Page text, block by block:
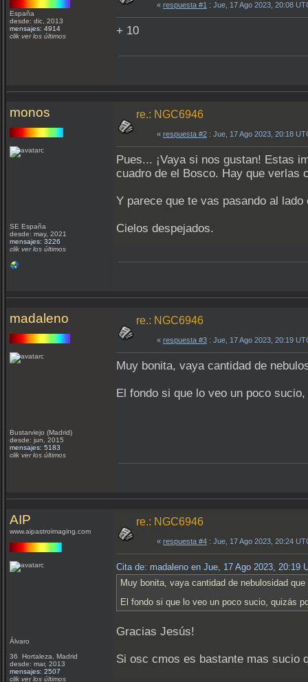
España
desde: dic, 2013
mensajes: 4914
clik ver los últimos
« respuesta #1 : Jue, 17 Ago 2023, 20:08
+ 10
monos
SE España
desde: may, 2021
mensajes: 3226
clik ver los últimos
re.: NGC6946
« respuesta #2 : Jue, 17 Ago 2023, 20:18
Pues... ¡Vaya si nos gustan! Estas
cuadro de el Bosco. Hay que verlas
Y parece que te vas pasando al
Cielos despejados.
madaleno
Bustarviejo (Madrid)
desde: jun, 2015
mensajes: 5183
clik ver los últimos
re.: NGC6946
« respuesta #3 : Jue, 17 Ago 2023, 20:19
Muy bonita, vaya cantidad de
El fondo si que lo veo un poco
AIP
www.aipastroimaging.com
Álvaro
36 Hortaleza, Madrid
desde: mar, 2013
mensajes: 2507
clik ver los últimos
re.: NGC6946
« respuesta #4 : Jue, 17 Ago 2023, 20:24
Cita de: madaleno en Jue, 17 Ago 2023, 20:19
Muy bonita, vaya cantidad de nebulosidad
El fondo si que lo veo un poco sucio, quizás
Gracias Jesús!
Si osc cmos es bastante mas